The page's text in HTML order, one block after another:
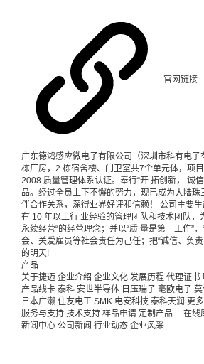
官网链接
广东德鸿感应微电子有限公司（深圳市科有电
栋厂房，2 栋宿舍楼、门卫室共7个单元体，项
2008 质量管理体系认证。奉行“开 拓创新， 诚
品。经过全员上下不懈的努力，现已成为大陆
伴合作关系，深得业界好评和信赖！ 公司主要
有 10 年以上行 业经验的管理团队和技术团队
永续经营“的经营理念；并以“质 量是第一工作”
会、关爱雇员等社会责任为己任；把“诚信、负
的明天!
产品
关于捷迈 企业介绍 企业文化 发展历程 代理证书
产品线卡 泰科 安世半导体 日压瑞子 毫欧电子
日本广濑 住友电工 SMK 电安科技 泰科天润 更
服务与支持 技术支持 样品申请 定制产品 在线
新闻中心 公司新闻 行业动态 企业风采